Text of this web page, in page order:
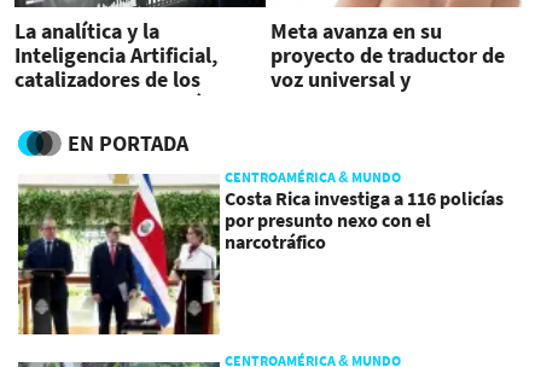
La analítica y la
Inteligencia Artificial,
catalizadores de los
negocios en la región
Meta avanza en su
proyecto de traductor de
voz universal y
EN PORTADA
CENTROAMÉRICA & MUNDO
Costa Rica investiga a 116 policías
por presunto nexo con el
narcotráfico
CENTROAMÉRICA & MUNDO